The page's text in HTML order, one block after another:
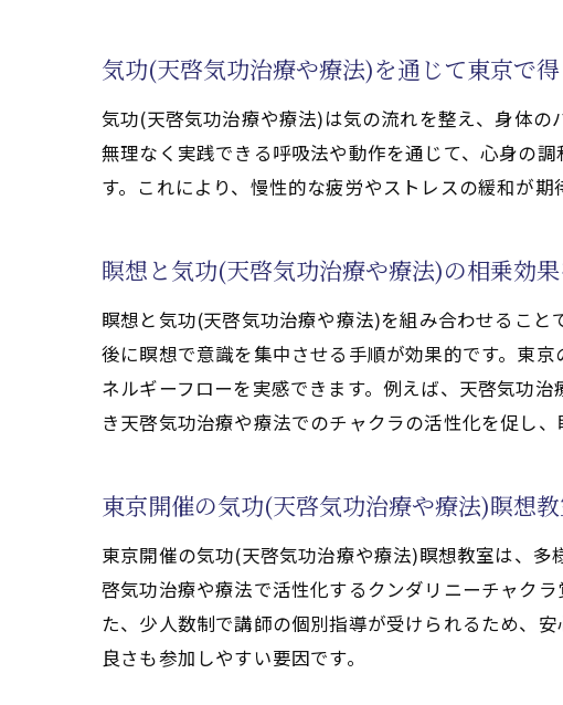
気功(天啓気功治療や療
初心者でも実践しやす
初心者が安心して学べるエ
気功(天啓気功治療や
天啓気功治療や療法で
安全に気功(天啓気功
東京で学べる初心者向
心身の安定を目指すなら気
気功(天啓気功治療や
天啓気功治療や療法で
天啓気功治療や療法で
東京で実感する気功(
瞑想教室で得られる天啓気
気功(天啓気功治療や療法)を通じて東京で
気功(天啓気功治療や療法)は気の流れを整え、身体
無理なく実践できる呼吸法や動作を通じて、心身の
す。これにより、慢性的な疲労やストレスの緩和が
瞑想と気功(天啓気功治療や療法)の相乗効
瞑想と気功(天啓気功治療や療法)を組み合わせるこ
後に瞑想で意識を集中させる手順が効果的です。東
ネルギーフローを実感できます。例えば、天啓気功
き天啓気功治療や療法でのチャクラの活性化を促し
東京開催の気功(天啓気功治療や療法)瞑想
東京開催の気功(天啓気功治療や療法)瞑想教室は、
啓気功治療や療法で活性化するクンダリニーチャク
た、少人数制で講師の個別指導が受けられるため、
良さも参加しやすい要因です。